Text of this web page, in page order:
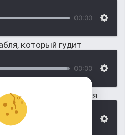
00:00
который гудит
00:00
дверь и закрывается